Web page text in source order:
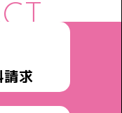
請求